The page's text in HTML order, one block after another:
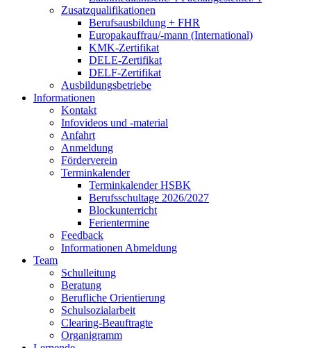
Zusatzqualifikationen
Berufsausbildung + FHR
Europakauffrau/-mann (International)
KMK-Zertifikat
DELE-Zertifikat
DELF-Zertifikat
Ausbildungsbetriebe
Informationen
Kontakt
Infovideos und -material
Anfahrt
Anmeldung
Förderverein
Terminkalender
Terminkalender HSBK
Berufsschultage 2026/2027
Blockunterricht
Ferientermine
Feedback
Informationen Abmeldung
Team
Schulleitung
Beratung
Berufliche Orientierung
Schulsozialarbeit
Clearing-Beauftragte
Organigramm